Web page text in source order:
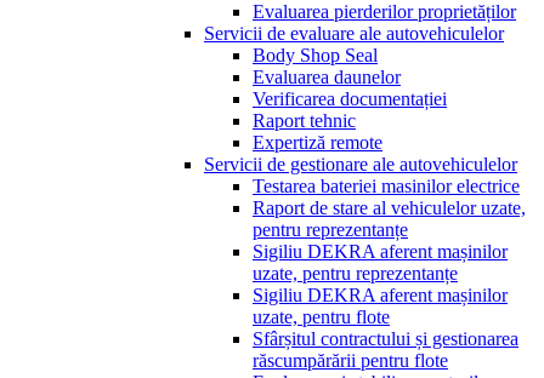
Evaluarea pierderilor proprietăților
Servicii de evaluare ale autovehiculelor
Body Shop Seal
Evaluarea daunelor
Verificarea documentației
Raport tehnic
Expertiză remote
Servicii de gestionare ale autovehiculelor
Testarea bateriei masinilor electrice
Raport de stare al vehiculelor uzate,
pentru reprezentanțe
Sigiliu DEKRA aferent mașinilor
uzate, pentru reprezentanțe
Sigiliu DEKRA aferent mașinilor
uzate, pentru flote
Sfârșitul contractului și gestionarea
răscumpărării pentru flote